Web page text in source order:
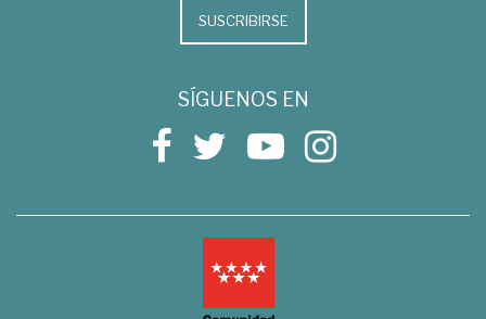
SUSCRIBIRSE
SÍGUENOS EN